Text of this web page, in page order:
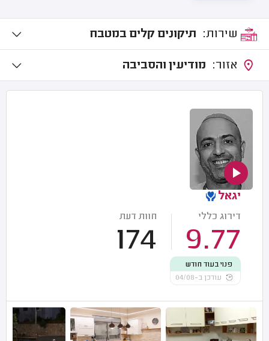
תיקונים קלים במטבח
מודיעין והסביבה
יגאל
דירוג כללי
9.77
חוות דעת
174
פנוי בעוד חודש
עודכן ב-04/08